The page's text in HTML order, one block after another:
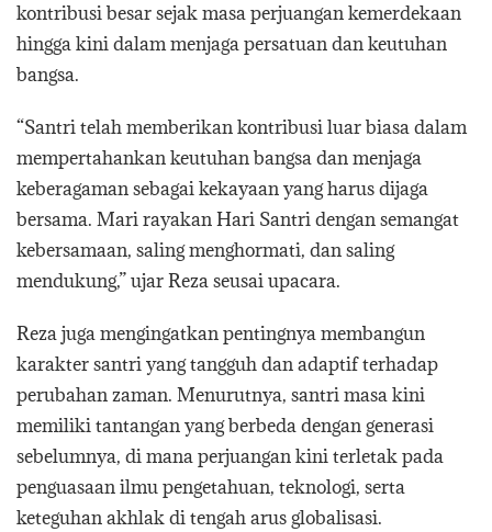
kontribusi besar sejak masa perjuangan kemerdekaan
hingga kini dalam menjaga persatuan dan keutuhan
bangsa.
“Santri telah memberikan kontribusi luar biasa dalam
mempertahankan keutuhan bangsa dan menjaga
keberagaman sebagai kekayaan yang harus dijaga
bersama. Mari rayakan Hari Santri dengan semangat
kebersamaan, saling menghormati, dan saling
mendukung,” ujar Reza seusai upacara.
Reza juga mengingatkan pentingnya membangun
karakter santri yang tangguh dan adaptif terhadap
perubahan zaman. Menurutnya, santri masa kini
memiliki tantangan yang berbeda dengan generasi
sebelumnya, di mana perjuangan kini terletak pada
penguasaan ilmu pengetahuan, teknologi, serta
keteguhan akhlak di tengah arus globalisasi.